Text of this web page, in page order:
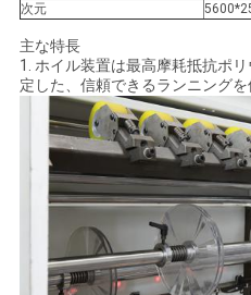
地
図
PRIVACY
POLICY
次元
主な特長
1. ホイル装置は最高摩耗抵抗ポ
定した、信頼できるランニング